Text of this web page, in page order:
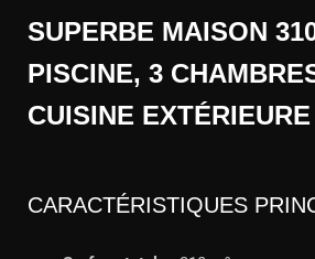
SUPERBE MAISON
PISCINE, 3
CUISINE EXTÉRIEURE
CARACTÉRISTIQUES